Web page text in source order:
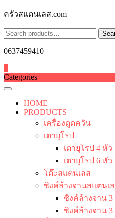
Skip
content
ครัวสแตนเลส.com
Search
for:
0637459410
Categories
HOME
PRODUCTS
เครื่องดูดควัน
เตายุโรป
เตายุโรป 4 หัว
เตายุโรป 6 หัว
โต๊ะสแตนเลส
ซิงค์ล้างจานสแตนเ
ซิงค์ล้างจาน
ซิงค์ล้างจาน 3